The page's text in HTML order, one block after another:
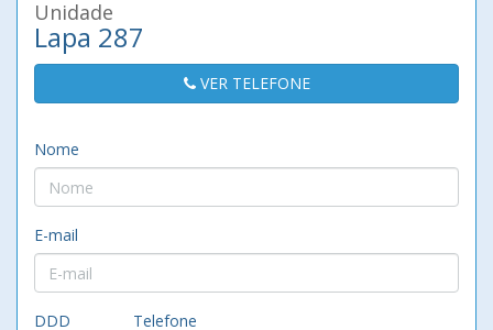
Unidade
Lapa 287
VER TELEFONE
Nome
E-mail
DDD Telefone